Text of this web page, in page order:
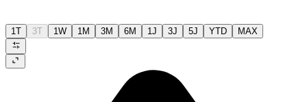
1T 3T 1W 1M 3M 6M 1J 3J 5J YTD MAX